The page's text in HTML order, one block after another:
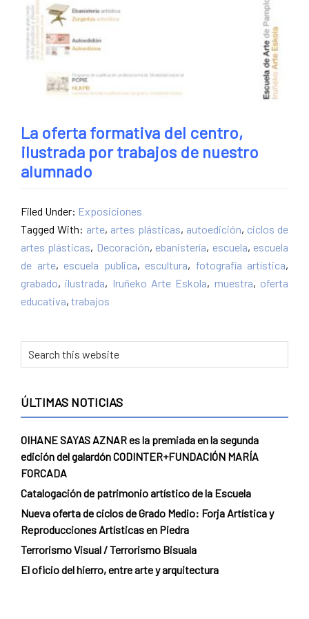
La oferta formativa del centro,
ilustrada por trabajos de nuestro
alumnado
Filed Under: Exposiciones
Tagged With: arte, artes plásticas, autoedición, ciclos de
artes plásticas, Decoración, ebanistería, escuela, escuela
de arte, escuela publica, escultura, fotografía artística,
grabado, ilustrada, Iruñeko Arte Eskola, muestra, oferta
educativa, trabajos
Primary
Sidebar
Search
this
ÚLTIMAS NOTICIAS
OIHANE SAYAS AZNAR es la premiada en la segunda
edición del galardón CODINTER+FUNDACIÓN MARÍA
FORCADA
Catalogación de patrimonio artístico de la Escuela
Nueva oferta de ciclos de Grado Medio: Forja Artística y
Reproducciones Artísticas en Piedra
Terrorismo Visual / Terrorismo Bisuala
El oficio del hierro, entre arte y arquitectura